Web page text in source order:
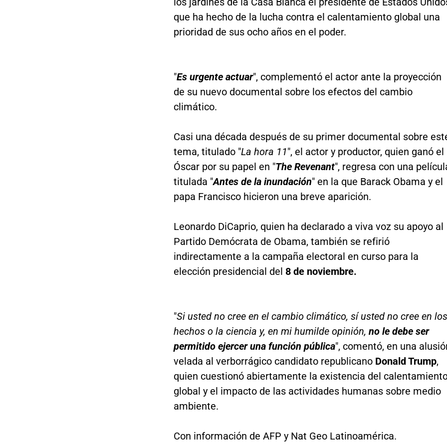
que ha hecho de la lucha contra el calentamiento global una
prioridad de sus ocho años en el poder.
"Es urgente actuar", complementó el actor ante la proyección
de su nuevo documental sobre los efectos del cambio
climático.
Casi una década después de su primer documental sobre
tema, titulado "La hora 11", el actor y productor, quien ganó el
Óscar por su papel en "The Revenant", regresa con una
titulada "Antes de la inundación" en la que Barack Obama y el
papa Francisco hicieron una breve aparición.
Leonardo DiCaprio, quien ha declarado a viva voz su apoyo al
Partido Demócrata de Obama, también se refirió
indirectamente a la campaña electoral en curso para la
elección presidencial del 8 de noviembre.
"Si usted no cree en el cambio climático, sí usted no cree en los
hechos o la ciencia y, en mi humilde opinión, no le debe ser
permitido ejercer una función pública", comentó, en una
velada al verborrágico candidato republicano Donald Trump,
quien cuestionó abiertamente la existencia del
global y el impacto de las actividades humanas sobre medio
ambiente.
Con información de AFP y Nat Geo Latinoamérica.